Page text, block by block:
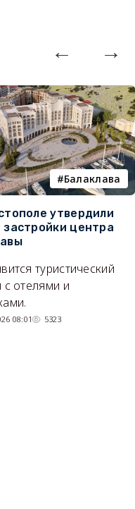
Балаклава
утвердили
застройки центра
туристический
с отелями и
08:01 5323